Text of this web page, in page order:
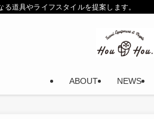
道具やライフスタイルを提案します。
ABOUT NEWS